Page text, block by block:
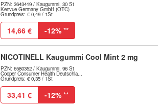
PZN: 3643419 / Kaugummi, 30 St
Kenvue Germany GmbH (OTC)
Grundpreis: € 0,49 / 1St
14,66 € -12% **
NICOTINELL Kaugummi Cool Mint 2 mg
PZN: 6580352 / Kaugummi, 96 St
Cooper Consumer Health Deutschla...
Grundpreis: € 0,35 / 1St
33,41 € -12% **